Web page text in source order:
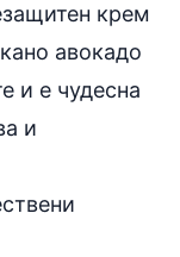
крем
авокадо
и е чудесна
и